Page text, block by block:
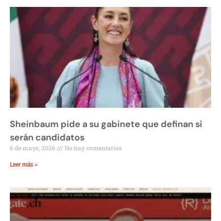
Sheinbaum pide a su gabinete que definan si
serán candidatos
6 de mayo, 2026 No hay comentarios
Leer más »